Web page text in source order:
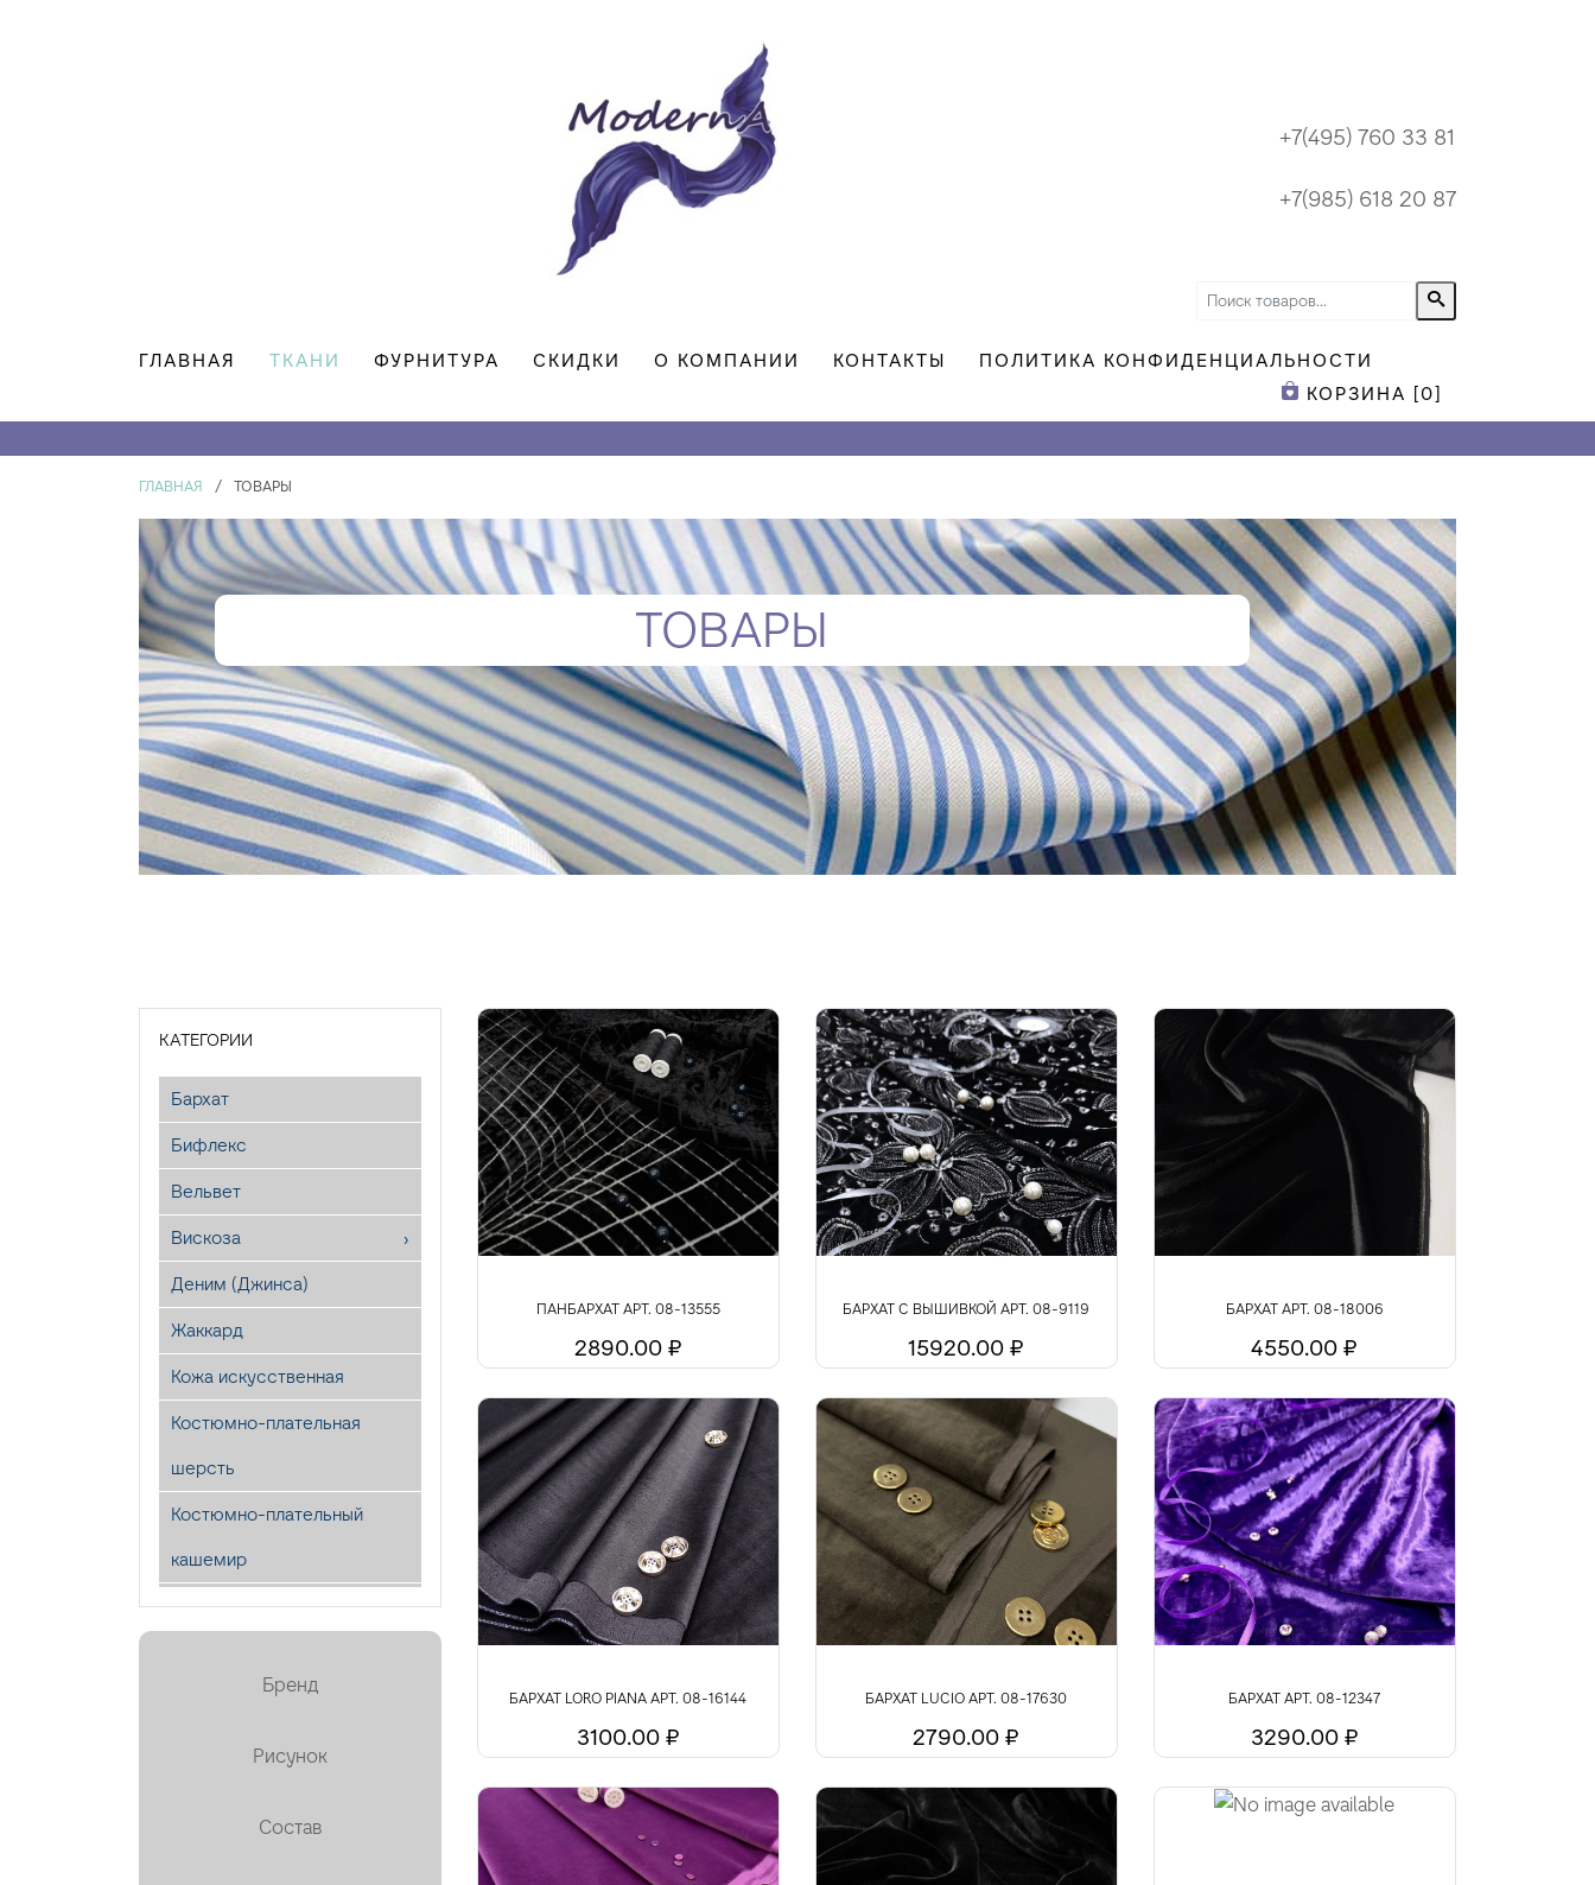
+7(495) 760 33 81
+7(985) 618 20 87
ГЛАВНАЯ ТКАНИ ФУРНИТУРА СКИДКИ О КОМПАНИИ КОНТАКТЫ
ПОЛИТИКА КОНФИДЕНЦИАЛЬНОСТИ
КОРЗИНА [0]
ГЛАВНАЯ / ТОВАРЫ
ТОВАРЫ
КАТЕГОРИИ
Бархат
Бифлекс
Вельвет
Вискоза
Деним (Джинса)
Жаккард
Кожа искусственная
Костюмно-плательная
шерсть
Костюмно-плательный
кашемир
Кружево
Мех искусственный
Бренд
Рисунок
Состав
ПАНБАРХАТ АРТ. 08-13555
2890.00 ₽
БАРХАТ С ВЫШИВКОЙ АРТ. 08-9119
15920.00 ₽
БАРХАТ АРТ. 08-18006
4550.00 ₽
БАРХАТ LORO PIANA АРТ. 08-16144
3100.00 ₽
БАРХАТ LUCIO АРТ. 08-17630
2790.00 ₽
БАРХАТ АРТ. 08-12347
3290.00 ₽